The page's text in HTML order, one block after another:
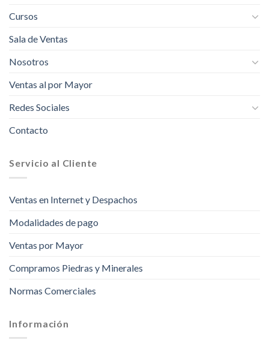
Cursos
Sala de Ventas
Nosotros
Ventas al por Mayor
Redes Sociales
Contacto
Servicio al Cliente
Ventas en Internet y Despachos
Modalidades de pago
Ventas por Mayor
Compramos Piedras y Minerales
Normas Comerciales
Información